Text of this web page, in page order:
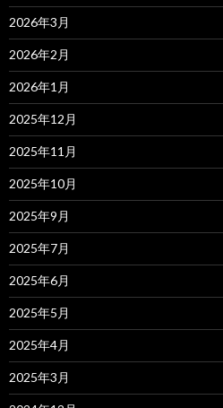
2026年3月
2026年2月
2026年1月
2025年12月
2025年11月
2025年10月
2025年9月
2025年7月
2025年6月
2025年5月
2025年4月
2025年3月